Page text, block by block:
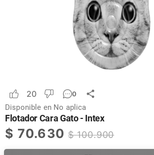
20 0
Disponible en No aplica
Flotador Cara Gato - Intex
$ 70.630 $100.900